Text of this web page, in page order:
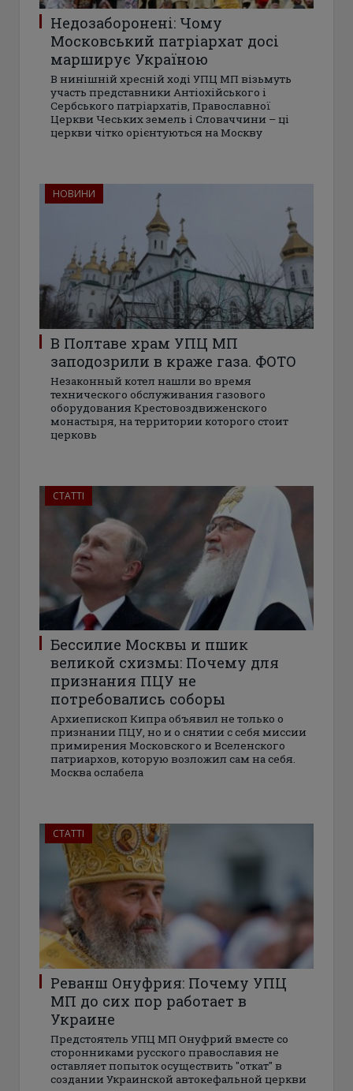
Недозаборонені: Чому
Московський патріархат досі
марширує Україною
В нинішній хресній ході УПЦ МП візьмуть
участь представники Антіохійського і
Сербського патріархатів, Православної
Церкви Чеських земель і Словаччини – ці
церкви чітко орієнтуються на Москву
НОВИНИ
В Полтаве храм УПЦ МП
заподозрили в краже газа. ФОТО
Незаконный котел нашли во время
технического обслуживания газового
оборудования Крестовоздвиженского
монастыря, на территории которого стоит
церковь
СТАТТІ
Бессилие Москвы и пшик
великой схизмы: Почему для
признания ПЦУ не
потребовались соборы
Архиепископ Кипра объявил не только о
признании ПЦУ, но и о снятии с себя миссии
примирения Московского и Вселенского
патриархов, которую возложил сам на себя.
Москва ослабела
СТАТТІ
Реванш Онуфрия: Почему УПЦ
МП до сих пор работает в
Украине
Предстоятель УПЦ МП Онуфрий вместе со
сторонниками русского православия не
оставляет попыток осуществить "откат" в
создании Украинской автокефальной церкви